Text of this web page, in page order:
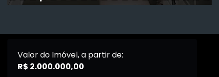
Valor do Imóvel, a partir de:
R$ 2.000.000,00